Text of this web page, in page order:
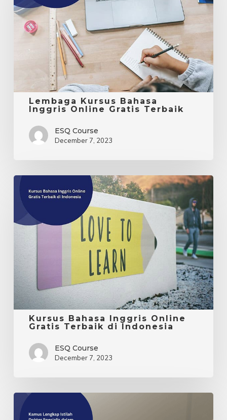
Inggris
Online
Gratis
Terbaik
Lembaga Kursus Bahasa
Inggris Online Gratis Terbaik
ESQ Course
December 7, 2023
Kursus
Bahasa
Inggris
Online
Indonesia
Kursus Bahasa Inggris Online
Gratis Terbaik di Indonesia
ESQ Course
December 7, 2023
Kamus
Lengkap